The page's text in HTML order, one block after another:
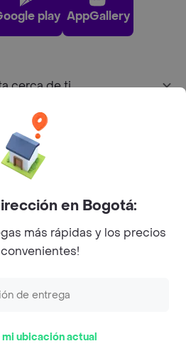
play AppGallery
cerca de ti
Facebook
Twitter
Instagram
Inc. All rights reserved.
en Bogotá:
más rápidas y los precios
mi ubicación actual